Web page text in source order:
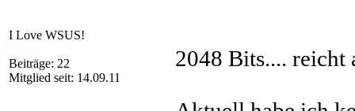
I Love WSUS!
Beiträge: 22
Mitglied seit: 14.09.11
2048 Bits.... reicht